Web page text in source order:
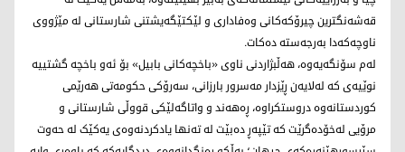
قەشەنگترین چیرۆکەکانی وەفاداری و لێکتێگەیشتنی شارستانی لە مێژووی
ناوچەکەدا بەرجەستە دەکات.
لەم سۆنگەیەوە، هەڵبژاردنی ناوی «باخچەکانی بابیل» بۆ ئەو باخچە گشتییە
نوێیەی کە لەلایەن ڕێزدار مەسرور بارزانی، سەرۆکی حکومەتی هەرێمی
کوردستانەوە دروستکراوە، ڕەهەند و واتاگەلێکی قووڵی شارستانی و
مرۆیی لەخۆدەگرێت کە تێپەڕ دەبێت لە تەنها یادکردنەوەی یەکێک لە حەوت